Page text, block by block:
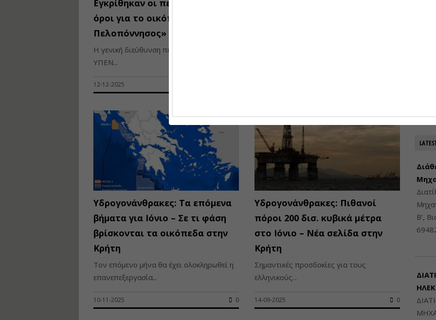
Εγκρίθηκαν οι περιβαλλοντικοί
όροι για το οικόπεδο «Νότια
Πελοπόννησος» της Chevron
Η γενική διεύθυνση περιβάλλοντος του
ΥΠΕΝ...
12-12-2025
Υδρογονάνθρακες: Τα επόμενα
βήματα για Ιόνιο – Σε τι φάση
βρίσκονται τα οικόπεδα στην
Κρήτη
Τον επόμενο μήνα θα έχει ολοκληρωθεί η
επανεπεξεργασία...
10-11-2025 0
Υδρογονάνθρακες: Πιθανοί
πόροι 200 δισ. κυβικά μέτρα
στο Ιόνιο – Νέα σελίδα στην
Κρήτη
Σημαντικές προσδοκίες για τους
ελληνικούς...
14-09-2025 0
Β',